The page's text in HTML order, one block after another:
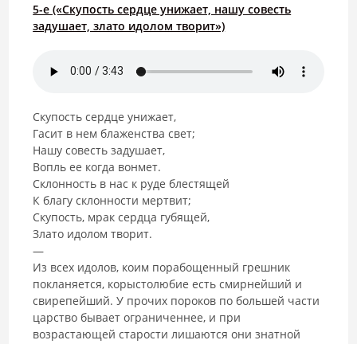
5-е («Скупость сердце унижает, нашу совесть
задушает, злато идолом творит»)
Скупость сердце унижает,
Гасит в нем блаженства свет;
Нашу совесть задушает,
Вопль ее когда вонмет.
Склонность в нас к руде блестящей
К благу склонности мертвит;
Скупость, мрак сердца губящей,
Злато идолом творит.
—
Из всех идолов, коим порабощенный грешник
покланяется, корыстолюбие есть смирнейший и
свирепейший. У прочих пороков по большей части
царство бывает ограниченнее, и при
возрастающей старости лишаются они знатной